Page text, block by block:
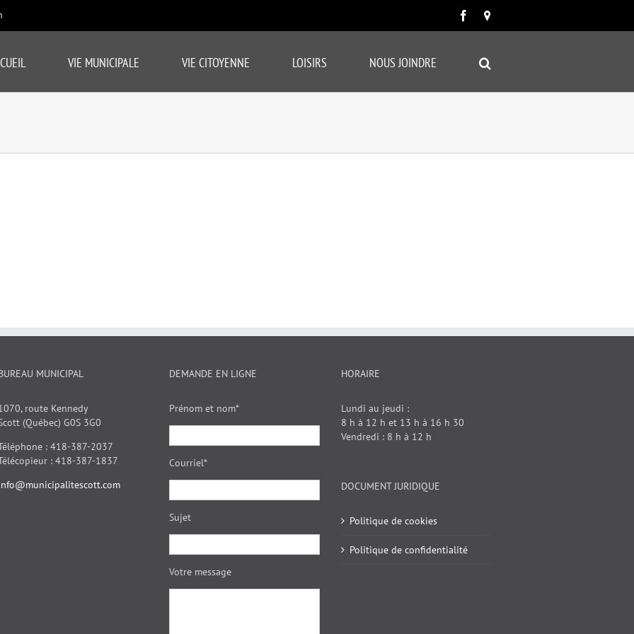
Facebook
Carte
VIE MUNICIPALE VIE CITOYENNE LOISIRS NOUS JOINDRE
MUNICIPAL
route Kennedy
(Québec) G0S 3G0
: 418-387-2037
: 418-387-1837
DEMANDE EN LIGNE
Prénom et nom*
Courriel*
Sujet
Votre message
HORAIRE
Lundi au jeudi :
8 h à 12 h et 13 h à 16 h 30
Vendredi : 8 h à 12 h
DOCUMENT JURIDIQUE
Politique de cookies
Politique de confidentialité